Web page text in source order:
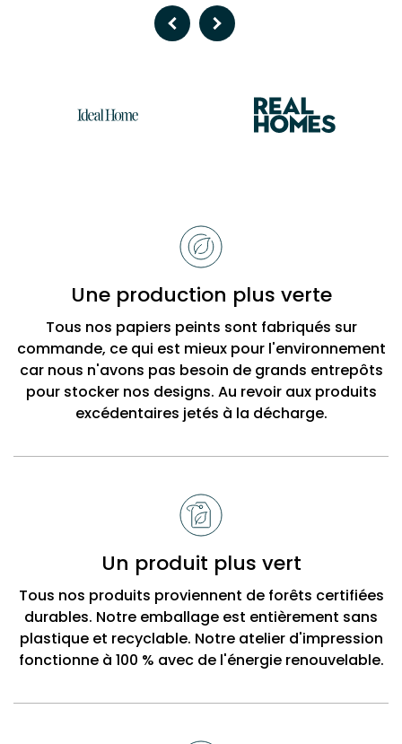
Previous
Next
BobbiUne production plus verte
Tous nos papiers peints sont fabriqués sur
commande, ce qui est mieux pour l'environnement
car nous n'avons pas besoin de grands entrepôts
pour stocker nos designs. Au revoir aux produits
excédentaires jetés à la décharge.
Un produit plus vert
Tous nos produits proviennent de forêts certifiées
durables. Notre emballage est entièrement sans
plastique et recyclable. Notre atelier d'impression
fonctionne à 100 % avec de l'énergie renouvelable.